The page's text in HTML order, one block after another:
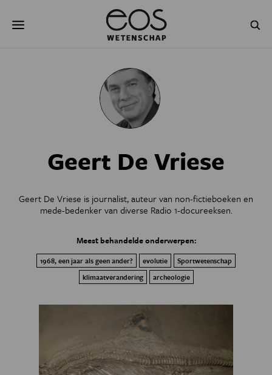
naar
NATUURWETENSCHAPPEN
PSYCHE & BREIN BLOGS
Geert De Vriese
Geert De Vriese is journalist, auteur van non-fictieboeken en
mede-bedenker van diverse Radio 1-docureeksen.
Meest behandelde onderwerpen:
1968, een jaar als geen ander? evolutie
Sportwetenschap
klimaatverandering
archeologie